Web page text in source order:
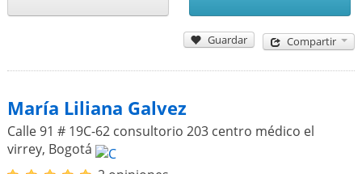
Guardar Compartir
María Liliana Galvez
Calle 91 # 19C-62 consultorio 203 centro médico el
virrey, Bogotá